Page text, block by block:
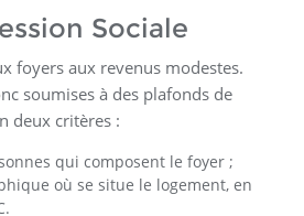
Sociale
foyers aux revenus modestes.
soumises à des plafonds de
deux critères :
qui composent le foyer ;
où se situe le logement, en